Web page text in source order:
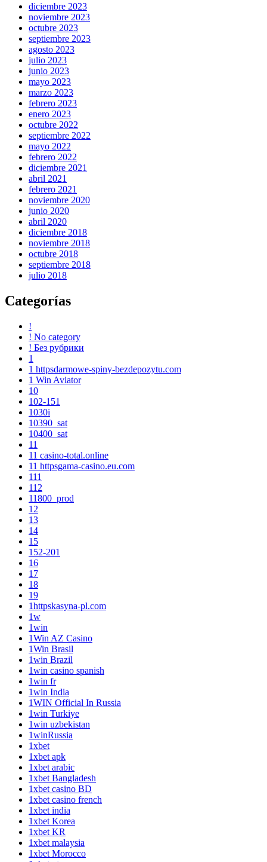
diciembre 2023
noviembre 2023
octubre 2023
septiembre 2023
agosto 2023
julio 2023
junio 2023
mayo 2023
marzo 2023
febrero 2023
enero 2023
octubre 2022
septiembre 2022
mayo 2022
febrero 2022
diciembre 2021
abril 2021
febrero 2021
noviembre 2020
junio 2020
abril 2020
diciembre 2018
noviembre 2018
octubre 2018
septiembre 2018
julio 2018
Categorías
!
! No category
! Без рубрики
1
1 httpsdarmowe-spiny-bezdepozytu.com
1 Win Aviator
10
102-151
1030i
10390_sat
10400_sat
11
11 casino-total.online
11 httpsgama-casino.eu.com
111
112
11800_prod
12
13
14
15
152-201
16
17
18
19
1httpskasyna-pl.com
1w
1win
1Win AZ Casino
1Win Brasil
1win Brazil
1win casino spanish
1win fr
1win India
1WIN Official In Russia
1win Turkiye
1win uzbekistan
1winRussia
1xbet
1xbet apk
1xbet arabic
1xbet Bangladesh
1xbet casino BD
1xbet casino french
1xbet india
1xbet Korea
1xbet KR
1xbet malaysia
1xbet Morocco